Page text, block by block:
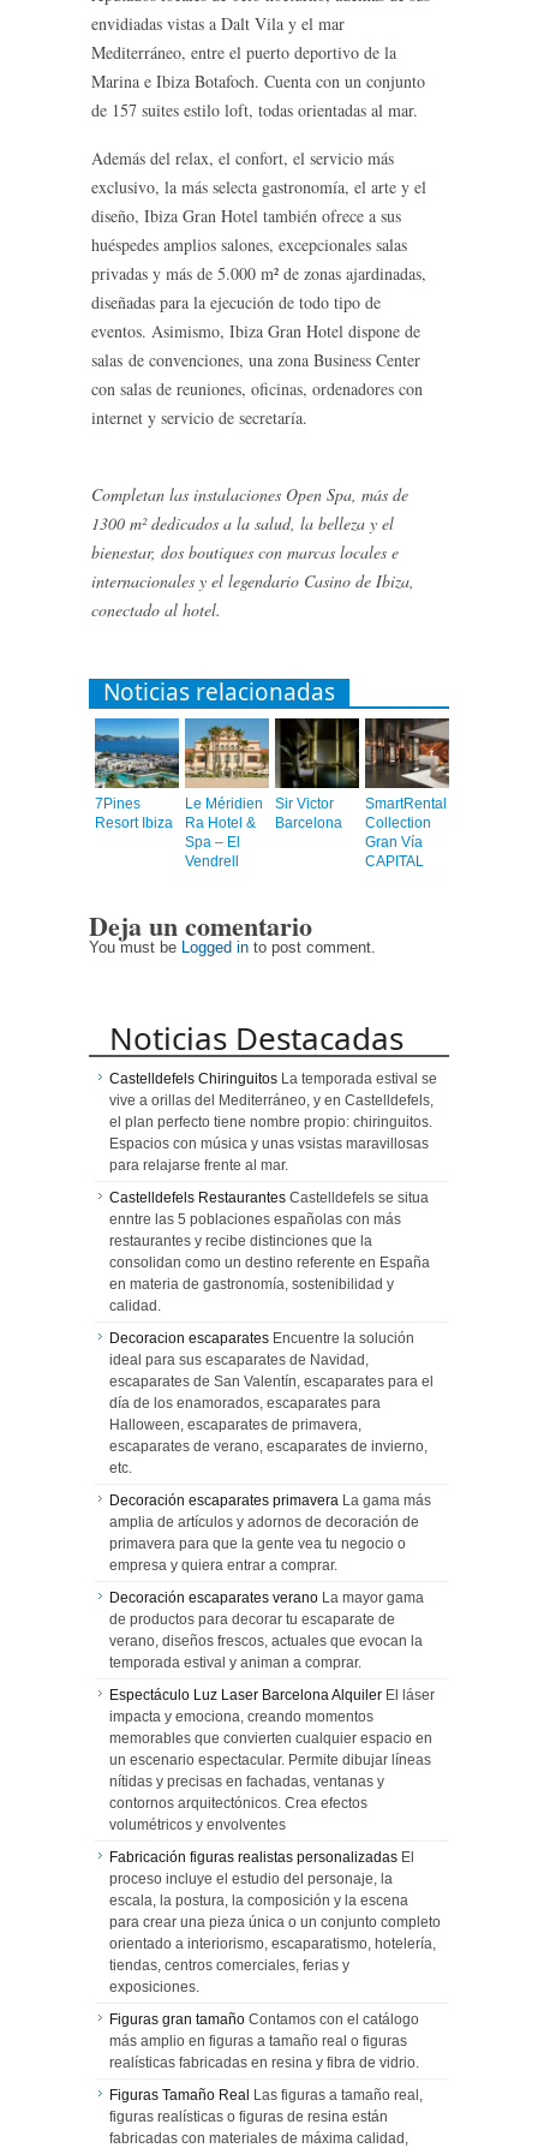
envidiadas vistas a Dalt Vila y el mar
Mediterráneo, entre el puerto deportivo de la
Marina e Ibiza Botafoch. Cuenta con un conjunto
de 157 suites estilo loft, todas orientadas al mar.
Además del relax, el confort, el servicio más
exclusivo, la más selecta gastronomía, el arte y el
diseño, Ibiza Gran Hotel también ofrece a sus
huéspedes amplios salones, excepcionales salas
privadas y más de 5.000 m² de zonas ajardinadas,
diseñadas para la ejecución de todo tipo de
eventos. Asimismo, Ibiza Gran Hotel dispone de
salas de convenciones, una zona Business Center
con salas de reuniones, oficinas, ordenadores con
internet y servicio de secretaría.
Completan las instalaciones Open Spa, más de
1300 m² dedicados a la salud, la belleza y el
bienestar, dos boutiques con marcas locales e
internacionales y el legendario Casino de Ibiza,
conectado al hotel.
Noticias relacionadas
7Pines
Resort Ibiza
Le Méridien
Ra Hotel &
Spa – El
Vendrell
Sir Victor
Barcelona
SmartRental
Collection
Gran Vía
CAPITAL
Deja un comentario
You must be Logged in to post comment.
Noticias Destacadas
Castelldefels Chiringuitos La temporada estival se
vive a orillas del Mediterráneo, y en Castelldefels,
el plan perfecto tiene nombre propio: chiringuitos.
Espacios con música y unas vsistas maravillosas
para relajarse frente al mar.
Castelldefels Restaurantes Castelldefels se situa
enntre las 5 poblaciones españolas con más
restaurantes y recibe distinciones que la
consolidan como un destino referente en España
en materia de gastronomía, sostenibilidad y
calidad.
Decoracion escaparates Encuentre la solución
ideal para sus escaparates de Navidad,
escaparates de San Valentín, escaparates para el
día de los enamorados, escaparates para
Halloween, escaparates de primavera,
escaparates de verano, escaparates de invierno,
etc.
Decoración escaparates primavera La gama más
amplia de artículos y adornos de decoración de
primavera para que la gente vea tu negocio o
empresa y quiera entrar a comprar.
Decoración escaparates verano La mayor gama
de productos para decorar tu escaparate de
verano, diseños frescos, actuales que evocan la
temporada estival y animan a comprar.
Espectáculo Luz Laser Barcelona Alquiler El láser
impacta y emociona, creando momentos
memorables que convierten cualquier espacio en
un escenario espectacular. Permite dibujar líneas
nítidas y precisas en fachadas, ventanas y
contornos arquitectónicos. Crea efectos
volumétricos y envolventes
Fabricación figuras realistas personalizadas El
proceso incluye el estudio del personaje, la
escala, la postura, la composición y la escena
para crear una pieza única o un conjunto completo
orientado a interiorismo, escaparatismo, hotelería,
tiendas, centros comerciales, ferias y
exposiciones.
Figuras gran tamaño Contamos con el catálogo
más amplio en figuras a tamaño real o figuras
realísticas fabricadas en resina y fibra de vidrio.
Figuras Tamaño Real Las figuras a tamaño real,
figuras realísticas o figuras de resina están
fabricadas con materiales de máxima calidad,